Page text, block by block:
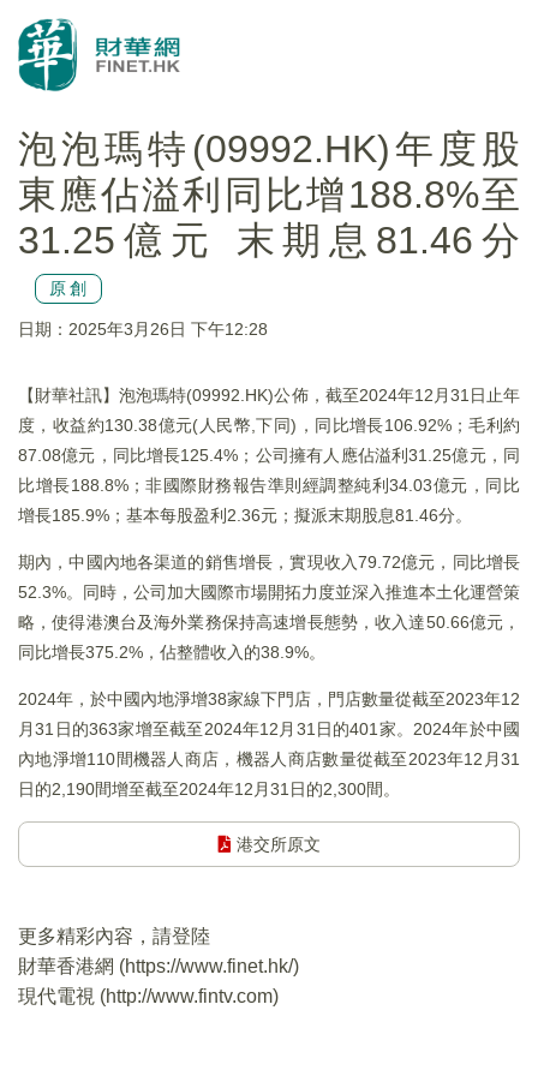
泡泡瑪特(09992.HK)年度股
東應佔溢利同比增188.8%至
31.25億元 末期息81.46分
原創
日期：2025年3月26日 下午12:28
【財華社訊】泡泡瑪特(09992.HK)公佈，截至2024年12月31日止年
度，收益約130.38億元(人民幣,下同)，同比增長106.92%；毛利約
87.08億元，同比增長125.4%；公司擁有人應佔溢利31.25億元，同
比增長188.8%；非國際財務報告準則經調整純利34.03億元，同比
增長185.9%；基本每股盈利2.36元；擬派末期股息81.46分。
期內，中國內地各渠道的銷售增長，實現收入79.72億元，同比增長
52.3%。同時，公司加大國際市場開拓力度並深入推進本土化運營策
略，使得港澳台及海外業務保持高速增長態勢，收入達50.66億元，
同比增長375.2%，佔整體收入的38.9%。
2024年，於中國內地淨增38家線下門店，門店數量從截至2023年12
月31日的363家增至截至2024年12月31日的401家。2024年於中國
內地淨增110間機器人商店，機器人商店數量從截至2023年12月31
日的2,190間增至截至2024年12月31日的2,300間。
港交所原文
更多精彩內容，請登陸
財華香港網 (https://www.finet.hk/)
現代電視 (http://www.fintv.com)